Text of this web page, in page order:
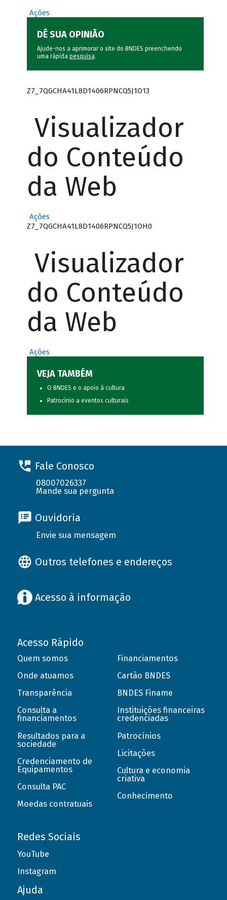
Ações
DÊ SUA OPINIÃO
Ajude-nos a aprimorar o site do BNDES preenchendo
uma rápida pesquisa.
Z7_7QGCHA41L8D1406RPNCQ5J1O13
Visualizador
do Conteúdo
da Web
Ações
Z7_7QGCHA41L8D1406RPNCQ5J1OH0
Visualizador
do Conteúdo
da Web
Ações
VEJA TAMBÉM
O BNDES e o apoio à cultura
Patrocínio a eventos culturais
Fale Conosco
08007026337
Mande sua pergunta
Ouvidoria
Envie sua mensagem
Outros telefones e endereços
Acesso à informação
Acesso Rápido
Quem somos
Onde atuamos
Transparência
Consulta a
financiamentos
Resultados para a
sociedade
Credenciamento de
Equipamentos
Consulta PAC
Moedas contratuais
Financiamentos
Cartão BNDES
BNDES Finame
Instituições financeiras
credenciadas
Patrocínios
Licitações
Cultura e economia
criativa
Conhecimento
Redes Sociais
YouTube
Instagram
Ajuda